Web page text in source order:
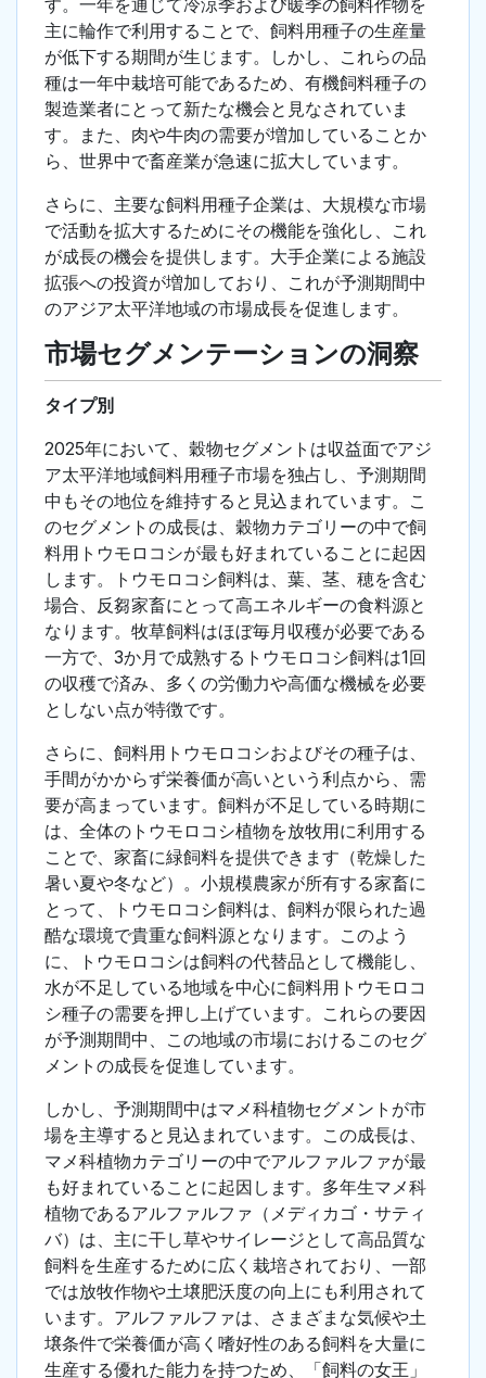
す。一年を通じて冷涼季および暖季の飼料作物を
主に輪作で利用することで、飼料用種子の生産量
が低下する期間が生じます。しかし、これらの品
種は一年中栽培可能であるため、有機飼料種子の
製造業者にとって新たな機会と見なされていま
す。また、肉や牛肉の需要が増加していることか
ら、世界中で畜産業が急速に拡大しています。
さらに、主要な飼料用種子企業は、大規模な市場
で活動を拡大するためにその機能を強化し、これ
が成長の機会を提供します。大手企業による施設
拡張への投資が増加しており、これが予測期間中
のアジア太平洋地域の市場成長を促進します。
市場セグメンテーションの洞察
タイプ別
2025年において、穀物セグメントは収益面でアジ
ア太平洋地域飼料用種子市場を独占し、予測期間
中もその地位を維持すると見込まれています。こ
のセグメントの成長は、穀物カテゴリーの中で飼
料用トウモロコシが最も好まれていることに起因
します。トウモロコシ飼料は、葉、茎、穂を含む
場合、反芻家畜にとって高エネルギーの食料源と
なります。牧草飼料はほぼ毎月収穫が必要である
一方で、3か月で成熟するトウモロコシ飼料は1回
の収穫で済み、多くの労働力や高価な機械を必要
としない点が特徴です。
さらに、飼料用トウモロコシおよびその種子は、
手間がかからず栄養価が高いという利点から、需
要が高まっています。飼料が不足している時期に
は、全体のトウモロコシ植物を放牧用に利用する
ことで、家畜に緑飼料を提供できます（乾燥した
暑い夏や冬など）。小規模農家が所有する家畜に
とって、トウモロコシ飼料は、飼料が限られた過
酷な環境で貴重な飼料源となります。このよう
に、トウモロコシは飼料の代替品として機能し、
水が不足している地域を中心に飼料用トウモロコ
シ種子の需要を押し上げています。これらの要因
が予測期間中、この地域の市場におけるこのセグ
メントの成長を促進しています。
しかし、予測期間中はマメ科植物セグメントが市
場を主導すると見込まれています。この成長は、
マメ科植物カテゴリーの中でアルファルファが最
も好まれていることに起因します。多年生マメ科
植物であるアルファルファ（メディカゴ・サティ
バ）は、主に干し草やサイレージとして高品質な
飼料を生産するために広く栽培されており、一部
では放牧作物や土壌肥沃度の向上にも利用されて
います。アルファルファは、さまざまな気候や土
壌条件で栄養価が高く嗜好性のある飼料を大量に
生産する優れた能力を持つため、「飼料の女王」